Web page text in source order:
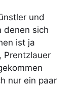
und
denen sich
ist ja
Prentzlauer
nur ein paar